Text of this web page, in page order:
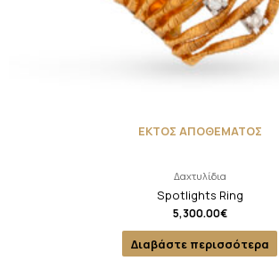
ΕΚΤΟΣ ΑΠΟΘΕΜΑΤΟΣ
Δαχτυλίδια
Spotlights Ring
5,300.00€
Διαβάστε περισσότερα